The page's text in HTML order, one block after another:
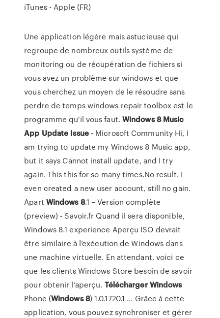
iTunes - Apple (FR)
Une application légère mais astucieuse qui
regroupe de nombreux outils système de
monitoring ou de récupération de fichiers si
vous avez un problème sur windows et que
vous cherchez un moyen de le résoudre sans
perdre de temps windows repair toolbox est le
programme qu'il vous faut. Windows 8 Music
App Update Issue- Microsoft Community Hi, I
am trying to update my Windows 8 Music app,
but it says Cannot install update, and I try
again. This this for so many times.No result. I
even created a new user account, still no gain.
Apart Windows 8.1 – Version complète
(preview) - Savoir.fr Quand il sera disponible,
Windows 8.1 experience Aperçu ISO devrait
être similaire à l’exécution de Windows dans
une machine virtuelle. En attendant, voici ce
que les clients Windows Store besoin de savoir
pour obtenir l’aperçu. Télécharger Windows
Phone (Windows 8) 1.0.1720.1 ... Grâce à cette
application, vous pouvez synchroniser et gérer